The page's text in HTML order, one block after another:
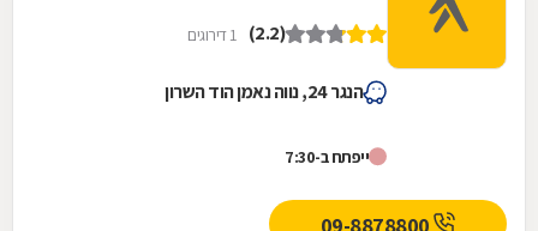
(2.2) 1 דירוגים
הנגר 24, נווה נאמן הוד השרון
ייפתח ב-7:30
09-8878800